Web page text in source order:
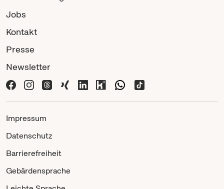
Jobs
Kontakt
Presse
Newsletter
Impressum
Datenschutz
Barrierefreiheit
Gebärdensprache